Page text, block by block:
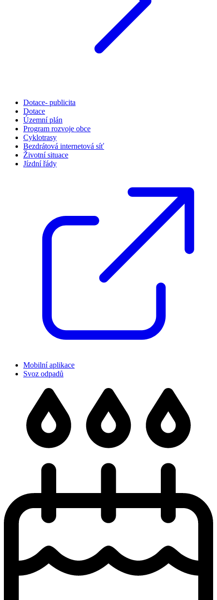
Dotace- publicita
Dotace
Územní plán
Program rozvoje obce
Cyklotrasy
Bezdrátová internetová síť
Životní situace
Jízdní řády
Mobilní aplikace
Svoz odpadů